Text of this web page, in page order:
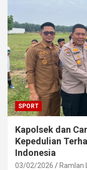
SPORT
Kapolsek dan
Kepedulian
Indonesia
03/02/2026 Ramlan